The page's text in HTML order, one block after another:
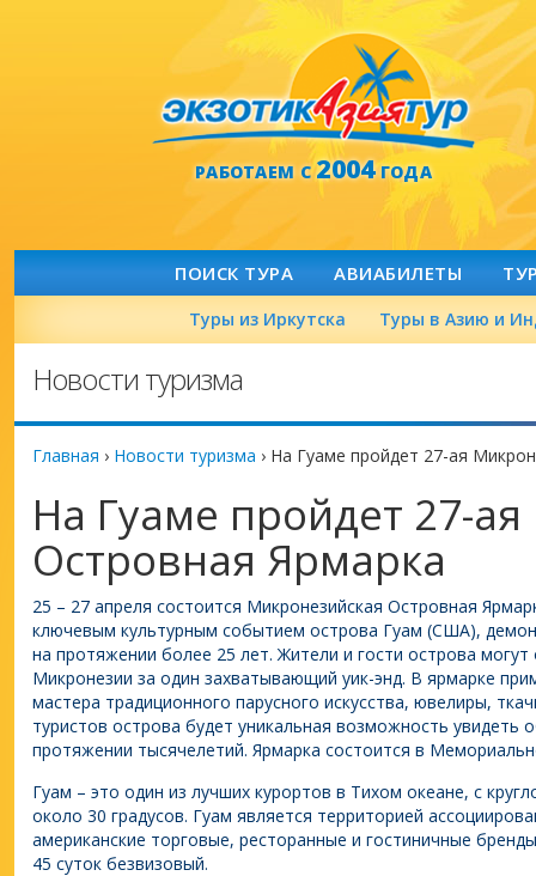
РАБОТАЕМ С2004ГОДА
ПОИСК ТУРА АВИАБИЛЕТЫ
Туры из Иркутска Туры в Азию и
Новости туризма
Главная › Новости туризма › На Гуаме пройдет 27-ая
На Гуаме пройдет 27-
Островная Ярмарка
25 – 27 апреля состоится Микронезийская Островная
ключевым культурным событием острова Гуам (США),
на протяжении более 25 лет. Жители и гости острова
Микронезии за один захватывающий уик-энд. В ярмарке
мастера традиционного парусного искусства, ювелиры,
туристов острова будет уникальная возможность
протяжении тысячелетий. Ярмарка состоится в
Гуам – это один из лучших курортов в Тихом океане, с
около 30 градусов. Гуам является территорией
американские торговые, ресторанные и гостиничные
45 суток безвизовый.